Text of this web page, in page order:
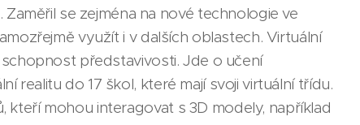
. Zaměřil se zejména na nové technologie ve
využít i v dalších oblastech. Virtuální
představivosti. Jde o učení
realitu do 17 škol, které mají svoji virtuální třídu.
mohou interagovat s 3D modely, například